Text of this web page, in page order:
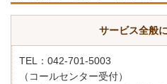
サービス全般
TEL：042-701-5003
（コールセンター受付）